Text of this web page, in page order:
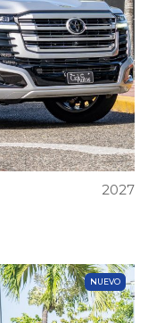
2027
NUEVO